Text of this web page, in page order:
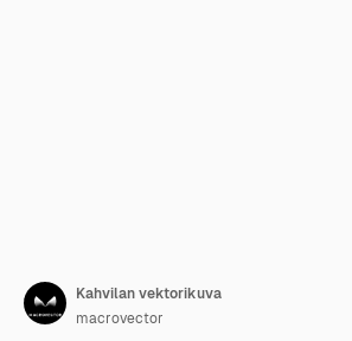
Kahvilan vektorikuva
macrovector